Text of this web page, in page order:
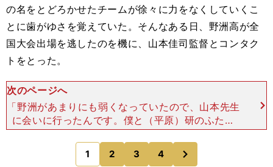
の名をとどろかせたチームが徐々に力をなくしていくこ
とに歯がゆさを覚えていた。そんなある日、野洲高が全
国大会出場を逃したのを機に、山本佳司監督とコンタク
トをとった。
次のページへ
「野洲があまりにも弱くなっていたので、山本先生
に会いに行ったんです。僕と（平原）研のふたり
で」 平原は野洲高で背番号10をつけ、金本とと
もにセクシーフットボールの中心を担っていた選手
である。彼を知る誰
1 2 3 4
のページへ